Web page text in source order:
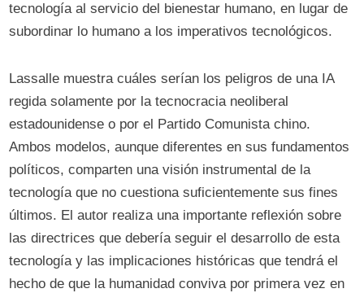
tecnología al servicio del bienestar humano, en lugar de
subordinar lo humano a los imperativos tecnológicos.
Lassalle muestra cuáles serían los peligros de una IA
regida solamente por la tecnocracia neoliberal
estadounidense o por el Partido Comunista chino.
Ambos modelos, aunque diferentes en sus fundamentos
políticos, comparten una visión instrumental de la
tecnología que no cuestiona suficientemente sus fines
últimos. El autor realiza una importante reflexión sobre
las directrices que debería seguir el desarrollo de esta
tecnología y las implicaciones históricas que tendrá el
hecho de que la humanidad conviva por primera vez en